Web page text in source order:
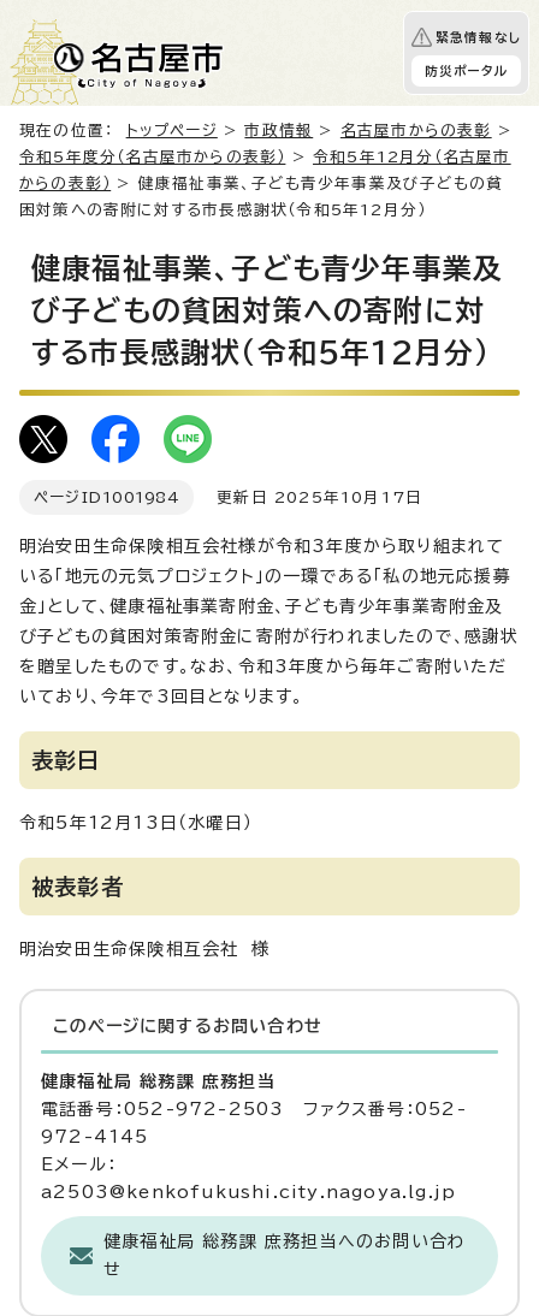
緊急情報なし
防災ポータル
現在の位置： トップページ >市政情報 > 名古屋市からの表彰
>
令和5年度分（名古屋市からの表彰）
>令和5年12月分（名古屋市
からの表彰）
> 健康福祉事業、子ども青少年事業及び子どもの貧
困対策への寄附に対する市長感謝状（令和5年12月分）
健康福祉事業、子ども青少年事業及
び子どもの貧困対策への寄附に対
する市長感謝状（令和5年12月分）
ページID 1001984 更新日 2025年10月17日
明治安田生命保険相互会社様が令和3年度から取り組まれて
いる「地元の元気プロジェクト」の一環である「私の地元応援募
金」として、健康福祉事業寄附金、子ども青少年事業寄附金及
び子どもの貧困対策寄附金に寄附が行われましたので、感謝状
を贈呈したものです。なお、令和3年度から毎年ご寄附いただ
いており、今年で3回目となります。
表彰日
令和5年12月13日（水曜日）
被表彰者
明治安田生命保険相互会社 様
このページに関する お問い合わせ
健康福祉局 総務課 庶務担当
電話番号：052-972-2503 ファクス番号：052-
972-4145
Eメール：
a2503@kenkofukushi.city.nagoya.lg.jp
健康福祉局 総務課 庶務担当へのお問い合わ
せ